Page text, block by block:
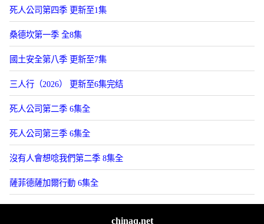
死人公司第四季 更新至1集
桑德坎第一季 全8集
國土安全第八季 更新至7集
三人行（2026） 更新至6集完结
死人公司第二季 6集全
死人公司第三季 6集全
沒有人會想唸我們第二季 8集全
薩菲德薩加爾行動 6集全
chinaq.net